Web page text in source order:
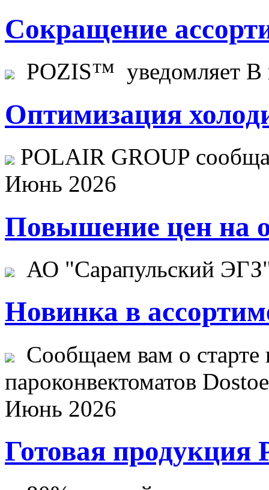
Сокращение
POZIS™ уведомляет В
Оптимизация
POLAIR GROUP
Июнь 2026
Повышение цен на
АО "Сарапульский
Новинка в
Сообщаем вам о старте
пароконвектоматов
Июнь 2026
Готовая продукция